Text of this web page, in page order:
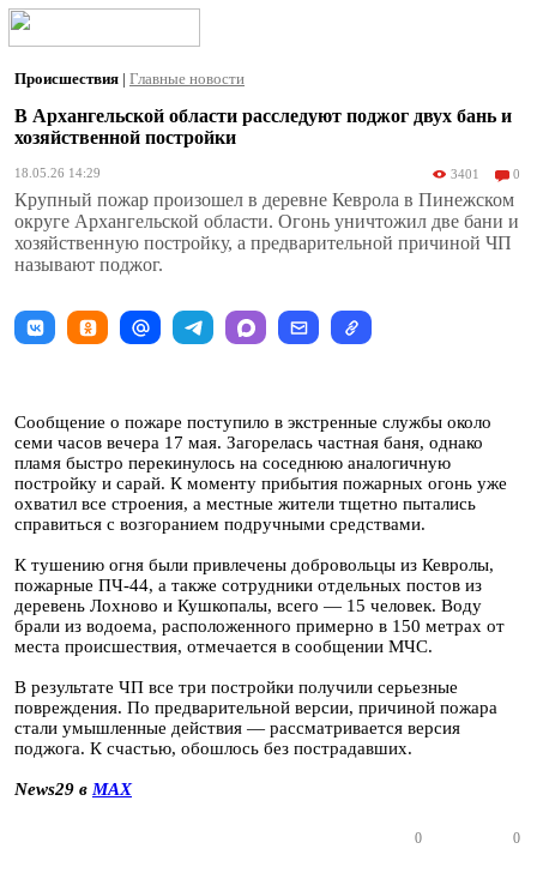
Происшествия | Главные новости
В Архангельской области расследуют поджог двух бань и
хозяйственной постройки
18.05.26 14:29 3401 0
Крупный пожар произошел в деревне Кеврола в Пинежском
округе Архангельской области. Огонь уничтожил две бани и
хозяйственную постройку, а предварительной причиной ЧП
называют поджог.
Сообщение о пожаре поступило в экстренные службы около
семи часов вечера 17 мая. Загорелась частная баня, однако
пламя быстро перекинулось на соседнюю аналогичную
постройку и сарай. К моменту прибытия пожарных огонь уже
охватил все строения, а местные жители тщетно пытались
справиться с возгоранием подручными средствами.
К тушению огня были привлечены добровольцы из Кевролы,
пожарные ПЧ-44, а также сотрудники отдельных постов из
деревень Лохново и Кушкопалы, всего — 15 человек. Воду
брали из водоема, расположенного примерно в 150 метрах от
места происшествия, отмечается в сообщении МЧС.
В результате ЧП все три постройки получили серьезные
повреждения. По предварительной версии, причиной пожара
стали умышленные действия — рассматривается версия
поджога. К счастью, обошлось без пострадавших.
News29 в MAX
0 0